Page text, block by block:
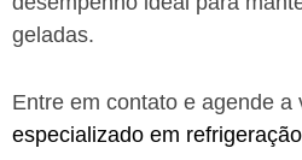
geladas.
Entre em contato e agende a
especializado em refrigeração